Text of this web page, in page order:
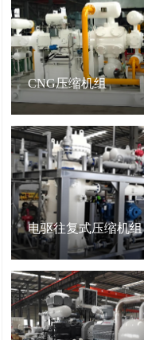
CNG压缩机组
电驱往复式压缩机组